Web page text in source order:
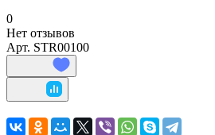
0
Нет отзывов
Арт. STR00100